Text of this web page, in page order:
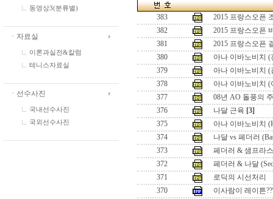
동영상3(분류별)
ㆍ자료실
이론과실전&칼럼
테니스자료실
ㆍ선수사진
국내선수사진
국외선수사진
383
2015 프랑스오픈
382
2015 프랑스오픈
381
2015 프랑스오픈
380
아나 이바노비치 (
379
아나 이바노비치
378
아나 이바노비치 (
377
08년 AO 돌풍의
376
나달 근육 [3]
375
아나 이바노비치
374
나달 vs 페더러
373
페더러 & 샘프라
372
페더러 & 나달
371
로딕의 시선처리
370
이사람이 레이튼